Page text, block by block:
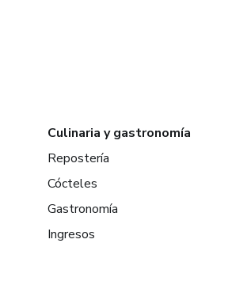
Culinaria y gastronomía
Repostería
Cócteles
Gastronomía
Ingresos